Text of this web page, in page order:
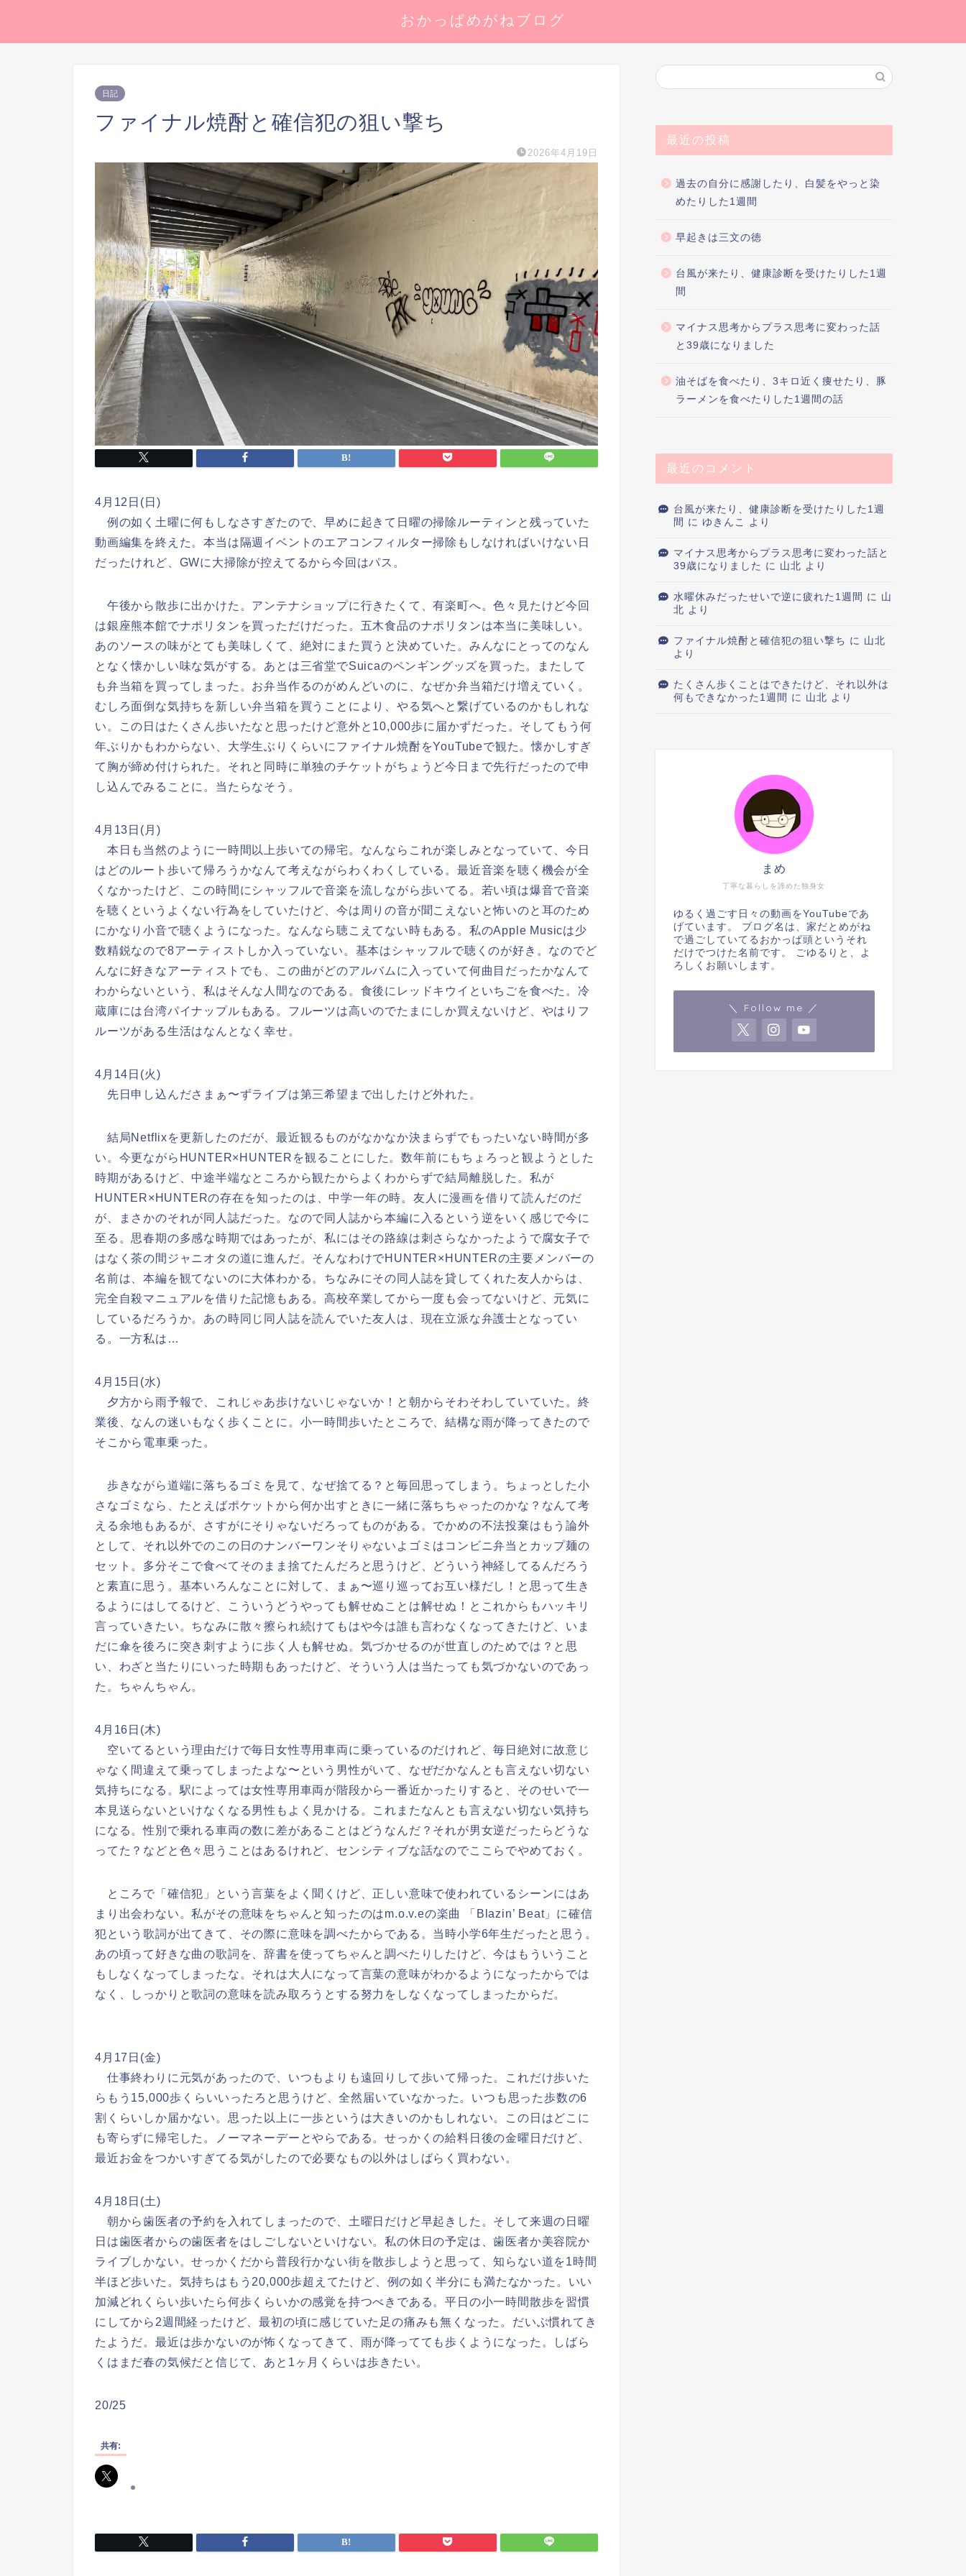
おかっぱめがねブログ
日記
ファイナル焼酎と確信犯の狙い撃ち
2026年4月19日
4月12日(日)
例の如く土曜に何もしなさすぎたので、早めに起きて日曜の掃除ルーティンと残っていた
動画編集を終えた。本当は隔週イベントのエアコンフィルター掃除もしなければいけない日
だったけれど、GWに大掃除が控えてるから今回はパス。
午後から散歩に出かけた。アンテナショップに行きたくて、有楽町へ。色々見たけど今回
は銀座熊本館でナポリタンを買っただけだった。五木食品のナポリタンは本当に美味しい。
あのソースの味がとても美味しくて、絶対にまた買うと決めていた。みんなにとってのなん
となく懐かしい味な気がする。あとは三省堂でSuicaのペンギングッズを買った。またして
も弁当箱を買ってしまった。お弁当作るのがめんどいのに、なぜか弁当箱だけ増えていく。
むしろ面倒な気持ちを新しい弁当箱を買うことにより、やる気へと繋げているのかもしれな
い。この日はたくさん歩いたなと思ったけど意外と10,000歩に届かずだった。そしてもう何
年ぶりかもわからない、大学生ぶりくらいにファイナル焼酎をYouTubeで観た。懐かしすぎ
て胸が締め付けられた。それと同時に単独のチケットがちょうど今日まで先行だったので申
し込んでみることに。当たらなそう。
4月13日(月)
本日も当然のように一時間以上歩いての帰宅。なんならこれが楽しみとなっていて、今日
はどのルート歩いて帰ろうかなんて考えながらわくわくしている。最近音楽を聴く機会が全
くなかったけど、この時間にシャッフルで音楽を流しながら歩いてる。若い頃は爆音で音楽
を聴くというよくない行為をしていたけど、今は周りの音が聞こえないと怖いのと耳のため
にかなり小音で聴くようになった。なんなら聴こえてない時もある。私のApple Musicは少
数精鋭なので8アーティストしか入っていない。基本はシャッフルで聴くのが好き。なのでど
んなに好きなアーティストでも、この曲がどのアルバムに入っていて何曲目だったかなんて
わからないという、私はそんな人間なのである。食後にレッドキウイといちごを食べた。冷
蔵庫には台湾パイナップルもある。フルーツは高いのでたまにしか買えないけど、やはりフ
ルーツがある生活はなんとなく幸せ。
4月14日(火)
先日申し込んださまぁ〜ずライブは第三希望まで出したけど外れた。
結局Netflixを更新したのだが、最近観るものがなかなか決まらずでもったいない時間が多
い。今更ながらHUNTER×HUNTERを観ることにした。数年前にもちょろっと観ようとした
時期があるけど、中途半端なところから観たからよくわからずで結局離脱した。私が
HUNTER×HUNTERの存在を知ったのは、中学一年の時。友人に漫画を借りて読んだのだ
が、まさかのそれが同人誌だった。なので同人誌から本編に入るという逆をいく感じで今に
至る。思春期の多感な時期ではあったが、私にはその路線は刺さらなかったようで腐女子で
はなく茶の間ジャニオタの道に進んだ。そんなわけでHUNTER×HUNTERの主要メンバーの
名前は、本編を観てないのに大体わかる。ちなみにその同人誌を貸してくれた友人からは、
完全自殺マニュアルを借りた記憶もある。高校卒業してから一度も会ってないけど、元気に
しているだろうか。あの時同じ同人誌を読んでいた友人は、現在立派な弁護士となってい
る。一方私は…
4月15日(水)
夕方から雨予報で、これじゃあ歩けないじゃないか！と朝からそわそわしていていた。終
業後、なんの迷いもなく歩くことに。小一時間歩いたところで、結構な雨が降ってきたので
そこから電車乗った。
歩きながら道端に落ちるゴミを見て、なぜ捨てる？と毎回思ってしまう。ちょっとした小
さなゴミなら、たとえばポケットから何か出すときに一緒に落ちちゃったのかな？なんて考
える余地もあるが、さすがにそりゃないだろってものがある。でかめの不法投棄はもう論外
として、それ以外でのこの日のナンバーワンそりゃないよゴミはコンビニ弁当とカップ麺の
セット。多分そこで食べてそのまま捨てたんだろと思うけど、どういう神経してるんだろう
と素直に思う。基本いろんなことに対して、まぁ〜巡り巡ってお互い様だし！と思って生き
るようにはしてるけど、こういうどうやっても解せぬことは解せぬ！とこれからもハッキリ
言っていきたい。ちなみに散々擦られ続けてもはや今は誰も言わなくなってきたけど、いま
だに傘を後ろに突き刺すように歩く人も解せぬ。気づかせるのが世直しのためでは？と思
い、わざと当たりにいった時期もあったけど、そういう人は当たっても気づかないのであっ
た。ちゃんちゃん。
4月16日(木)
空いてるという理由だけで毎日女性専用車両に乗っているのだけれど、毎日絶対に故意じ
ゃなく間違えて乗ってしまったよな〜という男性がいて、なぜだかなんとも言えない切ない
気持ちになる。駅によっては女性専用車両が階段から一番近かったりすると、そのせいで一
本見送らないといけなくなる男性もよく見かける。これまたなんとも言えない切ない気持ち
になる。性別で乗れる車両の数に差があることはどうなんだ？それが男女逆だったらどうな
ってた？などと色々思うことはあるけれど、センシティブな話なのでここらでやめておく。
ところで「確信犯」という言葉をよく聞くけど、正しい意味で使われているシーンにはあ
まり出会わない。私がその意味をちゃんと知ったのはm.o.v.eの楽曲 「Blazin’ Beat」に確信
犯という歌詞が出てきて、その際に意味を調べたからである。当時小学6年生だったと思う。
あの頃って好きな曲の歌詞を、辞書を使ってちゃんと調べたりしたけど、今はもういうこと
もしなくなってしまったな。それは大人になって言葉の意味がわかるようになったからでは
なく、しっかりと歌詞の意味を読み取ろうとする努力をしなくなってしまったからだ。
4月17日(金)
仕事終わりに元気があったので、いつもよりも遠回りして歩いて帰った。これだけ歩いた
らもう15,000歩くらいいったろと思うけど、全然届いていなかった。いつも思った歩数の6
割くらいしか届かない。思った以上に一歩というは大きいのかもしれない。この日はどこに
も寄らずに帰宅した。ノーマネーデーとやらである。せっかくの給料日後の金曜日だけど、
最近お金をつかいすぎてる気がしたので必要なもの以外はしばらく買わない。
4月18日(土)
朝から歯医者の予約を入れてしまったので、土曜日だけど早起きした。そして来週の日曜
日は歯医者からの歯医者をはしごしないといけない。私の休日の予定は、歯医者か美容院か
ライブしかない。せっかくだから普段行かない街を散歩しようと思って、知らない道を1時間
半ほど歩いた。気持ちはもう20,000歩超えてたけど、例の如く半分にも満たなかった。いい
加減どれくらい歩いたら何歩くらいかの感覚を持つべきである。平日の小一時間散歩を習慣
にしてから2週間経ったけど、最初の頃に感じていた足の痛みも無くなった。だいぶ慣れてき
たようだ。最近は歩かないのが怖くなってきて、雨が降ってても歩くようになった。しばら
くはまだ春の気候だと信じて、あと1ヶ月くらいは歩きたい。
20/25
共有:
最近の投稿
過去の自分に感謝したり、白髪をやっと染
めたりした1週間
早起きは三文の徳
台風が来たり、健康診断を受けたりした1週
間
マイナス思考からプラス思考に変わった話
と39歳になりました
油そばを食べたり、3キロ近く痩せたり、豚
ラーメンを食べたりした1週間の話
最近のコメント
台風が来たり、健康診断を受けたりした1週
間 に ゆきんこ より
マイナス思考からプラス思考に変わった話と
39歳になりました に 山北 より
水曜休みだったせいで逆に疲れた1週間 に 山
北 より
ファイナル焼酎と確信犯の狙い撃ち に 山北
より
たくさん歩くことはできたけど、それ以外は
何もできなかった1週間 に 山北 より
丁寧な暮らしを諦めた独身女
まめ
ゆるく過ごす日々の動画をYouTubeであ
げています。 ブログ名は、家だとめがね
で過ごしていてるおかっぱ頭というそれ
だけでつけた名前です。 ごゆるりと、よ
ろしくお願いします。
＼ Follow me ／